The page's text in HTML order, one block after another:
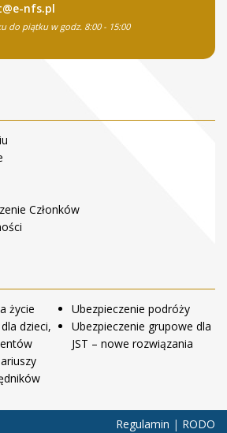
nfs.pl
do piątku w godz. 8:00 - 15:00
Członków
życie
dzieci,
Ubezpieczenie podróży
Ubezpieczenie grupowe dla
JST – nowe rozwiązania
Regulamin | RODO